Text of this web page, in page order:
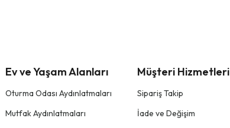
Ev ve Yaşam Alanları
Oturma Odası Aydınlatmaları
Mutfak Aydınlatmaları
Müşteri Hizmetleri
Sipariş Takip
İade ve Değişim